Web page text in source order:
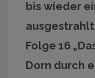
bis wieder
ausgestrahlt
Folge 16
Dorn durch